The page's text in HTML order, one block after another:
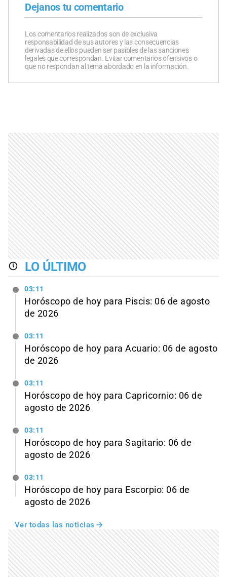
Dejanos tu comentario
Los comentarios realizados son de exclusiva
responsabilidad de sus autores y las consecuencias
derivadas de ellos pueden ser pasibles de las sanciones
legales que correspondan. Evitar comentarios ofensivos o
que no respondan al tema abordado en la información.
LO ÚLTIMO
03:11
Horóscopo de hoy para Piscis: 06 de agosto
de 2026
03:11
Horóscopo de hoy para Acuario: 06 de agosto
de 2026
03:11
Horóscopo de hoy para Capricornio: 06 de
agosto de 2026
03:11
Horóscopo de hoy para Sagitario: 06 de
agosto de 2026
03:11
Horóscopo de hoy para Escorpio: 06 de
agosto de 2026
Ver todas las noticias